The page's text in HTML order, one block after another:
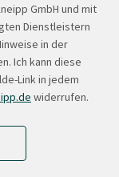
GmbH und mit
Dienstleistern
in der
Ich kann diese
Link in jedem
widerrufen.